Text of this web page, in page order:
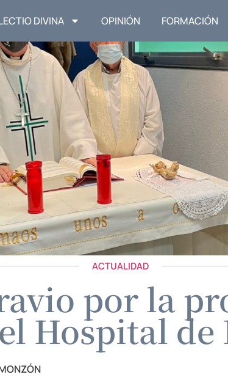
DIVINA OPINIÓN FORMACIÓN
ACTUALIDAD
por la
Hospital de